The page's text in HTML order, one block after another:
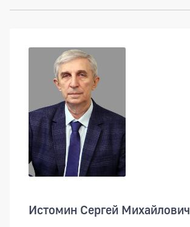
Истомин Сергей Михайлович